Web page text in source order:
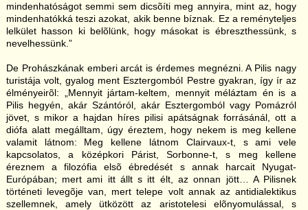
mindenhatóságot semmi sem dicsõíti meg annyira, mint az, hogy
mindenhatókká teszi azokat, akik benne bíznak. Ez a reményteljes
lelkület hasson ki belõlünk, hogy másokat is ébreszthessünk, s
nevelhessünk.”
De Prohászkának emberi arcát is érdemes megnézni. A Pilis nagy
turistája volt, gyalog ment Esztergomból Pestre gyakran, így ír az
élményeirõl: „Mennyit jártam-keltem, mennyit méláztam én is a
Pilis hegyén, akár Szántóról, akár Esztergomból vagy Pomázról
jövet, s mikor a hajdan híres pilisi apátságnak forrásánál, ott a
diófa alatt megálltam, úgy éreztem, hogy nekem is meg kellene
valamit látnom: Meg kellene látnom Clairvaux-t, s ami vele
kapcsolatos, a középkori Párist, Sorbonne-t, s meg kellene
éreznem a filozófia elsõ ébredését s annak harcait Nyugat-
Európában; mert ami itt állt s itt élt, az onnan jött… A Pilisnek
történeti levegõje van, mert telepe volt annak az antidialektikus
szellemnek, amely ütközött az aristotelesi elõnyomulással, s